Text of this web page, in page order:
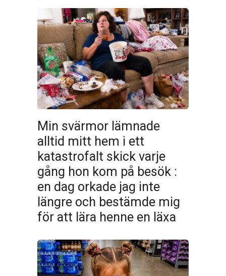
Min svärmor lämnade
alltid mitt hem i ett
katastrofalt skick varje
gång hon kom på besök :
en dag orkade jag inte
längre och bestämde mig
för att lära henne en läxa